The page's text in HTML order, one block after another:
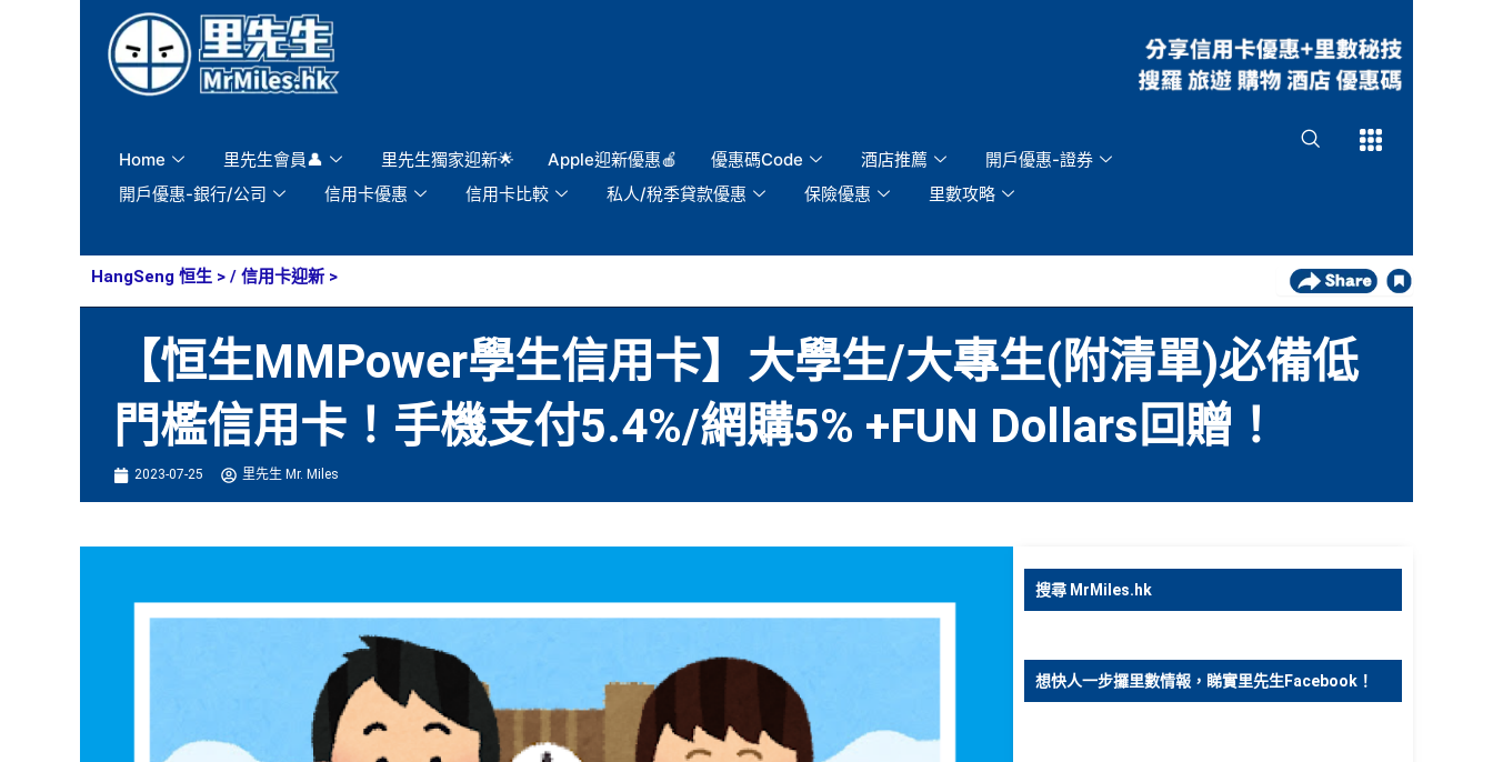
Home 里先生會員👤 里先生獨家迎新🌟 Apple迎新優惠🍎 優惠碼Code 酒店推薦
開戶優惠-證券
開戶優惠-銀行/公司
信用卡優惠 信用卡比較 私人/稅季貸款優惠 保險優惠 里數攻略
Open
HangSeng 恒生 > / 信用卡迎新 >
【恒生MMPower學生信用卡】大學生/大專生(附清單)必備低
門檻信用卡！手機支付5.4%/網購5% +FUN Dollars回贈！
2023-07-25 里先生 Mr. Miles
搜尋 MrMiles.hk
想快人一步攞里數情報，睇實里先生Facebook！